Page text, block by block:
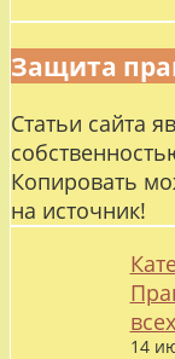
Защита
Статьи сайта
Копировать
на источник!
14